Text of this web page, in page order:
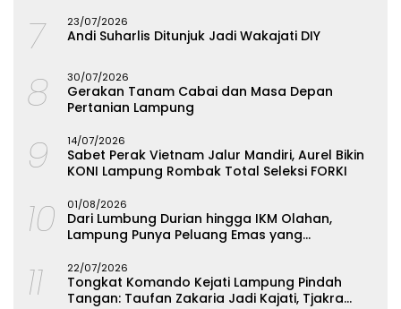
7 23/07/2026
Andi Suharlis Ditunjuk Jadi Wakajati DIY
8 30/07/2026
Gerakan Tanam Cabai dan Masa Depan
Pertanian Lampung
9 14/07/2026
Sabet Perak Vietnam Jalur Mandiri, Aurel Bikin
KONI Lampung Rombak Total Seleksi FORKI
10 01/08/2026
Dari Lumbung Durian hingga IKM Olahan,
Lampung Punya Peluang Emas yang
11 22/07/2026
Tongkat Komando Kejati Lampung Pindah
Tangan: Taufan Zakaria Jadi Kajati, Tjakra